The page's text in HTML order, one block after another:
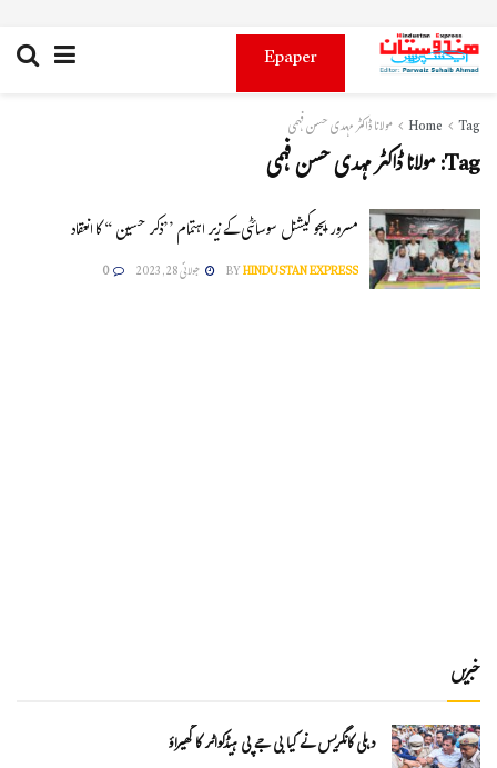
Epaper
Home Tag مولانا ڈاکٹر مہدی حسن فہمی
Tag:مولانا ڈاکٹر مہدی حسن فہمی
مسرور ایجو کیشنل سوسائٹی کے زیر اہتمام ’’ذکر حسین ‘‘ کا انعقاد
BYHINDUSTAN EXPRESS جولائی 28, 2023 0
خبریں
دہلی کانگریس نے کیا بی جے پی ہیڈکواٹر کا گھیراؤ